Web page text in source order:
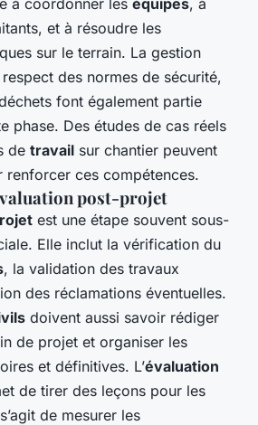
et à résoudre les
sur le terrain. La gestion
des normes de sécurité,
font également partie
phase. Des études de cas réels
de travail sur chantier peuvent
renforcer ces compétences.
post-projet
est une étape souvent sous-
Elle inclut la vérification du
, la validation des travaux
des réclamations éventuelles.
doivent aussi savoir rédiger
de projet et organiser les
et définitives. L’évaluation
de tirer des leçons pour les
de mesurer les